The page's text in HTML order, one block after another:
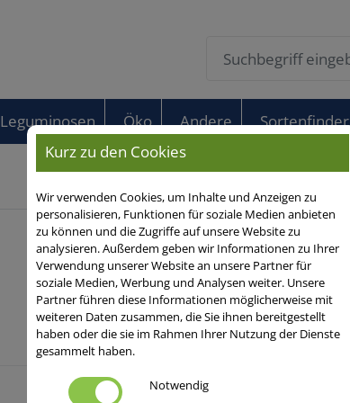
Leguminosen Öko Andere Sortenfinder
Mehr zum
Thema
Kurz zu den Cookies
Wir verwenden Cookies, um Inhalte und Anzeigen zu
personalisieren, Funktionen für soziale Medien anbieten
zu können und die Zugriffe auf unsere Website zu
analysieren. Außerdem geben wir Informationen zu Ihrer
Verwendung unserer Website an unsere Partner für
soziale Medien, Werbung und Analysen weiter. Unsere
Partner führen diese Informationen möglicherweise mit
weiteren Daten zusammen, die Sie ihnen bereitgestellt
haben oder die sie im Rahmen Ihrer Nutzung der Dienste
gesammelt haben.
Notwendig